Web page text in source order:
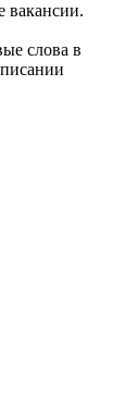
вакансии.
слова в